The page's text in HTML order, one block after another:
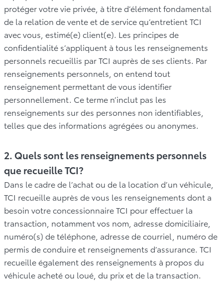
protéger votre vie privée, à titre d’élément fondamental
de la relation de vente et de service qu’entretient TCI
avec vous, estimé(e) client(e). Les principes de
confidentialité s’appliquent à tous les renseignements
personnels recueillis par TCI auprès de ses clients. Par
renseignements personnels, on entend tout
renseignement permettant de vous identifier
personnellement. Ce terme n’inclut pas les
renseignements sur des personnes non identifiables,
telles que des informations agrégées ou anonymes.
2. Quels sont les renseignements personnels
que recueille TCI?
Dans le cadre de l’achat ou de la location d’un véhicule,
TCI recueille auprès de vous les renseignements dont a
besoin votre concessionnaire TCI pour effectuer la
transaction, notamment vos nom, adresse domiciliaire,
numéro(s) de téléphone, adresse de courriel, numéro de
permis de conduire et renseignements d’assurance. TCI
recueille également des renseignements à propos du
véhicule acheté ou loué, du prix et de la transaction.